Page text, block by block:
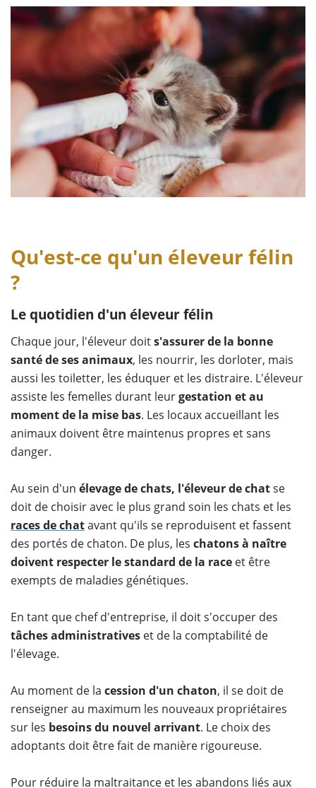
Qu'est-ce qu'un éleveur félin
?
Le quotidien d'un éleveur félin
Chaque jour, l'éleveur doits'assurer de la bonne
santé de ses animaux, les nourrir, les dorloter, mais
aussi les toiletter, les éduquer et les distraire. L'éleveur
assiste les femelles durant leurgestation et au
moment de la mise bas. Les locaux accueillant les
animaux doivent être maintenus propres et sans
danger.
Au sein d'un élevage de chats, l'éleveur de chatse
doit de choisir avec le plus grand soin les chats et les
races de chatavant qu'ils se reproduisent et fassent
des portés de chaton. De plus, les chatons à naître
doivent respecter le standard de la race et être
exempts de maladies génétiques.
En tant que chef d'entreprise, il doit s'occuper des
tâches administratives et de la comptabilité de
l'élevage.
Au moment de la cession d'un chaton, il se doit de
renseigner au maximum les nouveaux propriétaires
sur les besoins du nouvel arrivant. Le choix des
adoptants doit être fait de manière rigoureuse.
Pour réduire la maltraitance et les abandons liés aux